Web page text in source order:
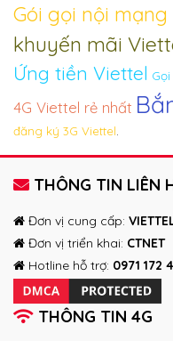
Gói gọi nội mạng
khuyến mãi
Ứng tiền Viettel
4G Viettel rẻ nhất
đăng ký 3G Viettel.
THÔNG TIN LIÊN
Đơn vị cung cấp:
Đơn vị triển khai: CTNET
Hotline hỗ trợ: 0971 172
THÔNG TIN 4G